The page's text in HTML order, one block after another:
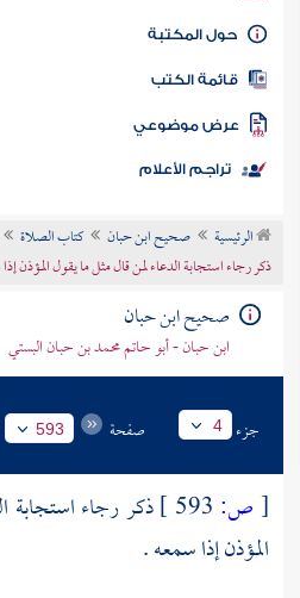
كتاب الأمة
المكتبة
الكتب
موضوعي
تراجم الأعلام
الرئيسية صحيح ابن حبان كتاب الصلاة
ذكر رجاء استجابة الدعاء لمن قال مثل ما يقول المؤذن
صحيح ابن حبان
ابن حبان - أبو حاتم محمد بن حبان البستي
جزء 4 صفحة 593
[ص:
ذكر رجاء استجابة
المؤذن إذا سمعه .